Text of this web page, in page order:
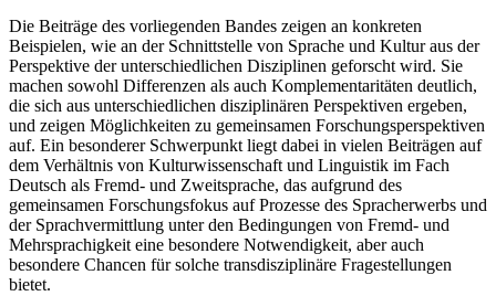
Die Beiträge des vorliegenden Bandes zeigen an konkreten
Beispielen, wie an der Schnittstelle von Sprache und Kultur aus der
Perspektive der unterschiedlichen Disziplinen geforscht wird. Sie
machen sowohl Differenzen als auch Komplementaritäten deutlich,
die sich aus unterschiedlichen disziplinären Perspektiven ergeben,
und zeigen Möglichkeiten zu gemeinsamen Forschungsperspektiven
auf. Ein besonderer Schwerpunkt liegt dabei in vielen Beiträgen auf
dem Verhältnis von Kulturwissenschaft und Linguistik im Fach
Deutsch als Fremd- und Zweitsprache, das aufgrund des
gemeinsamen Forschungsfokus auf Prozesse des Spracherwerbs und
der Sprachvermittlung unter den Bedingungen von Fremd- und
Mehrsprachigkeit eine besondere Notwendigkeit, aber auch
besondere Chancen für solche transdisziplinäre Fragestellungen
bietet.